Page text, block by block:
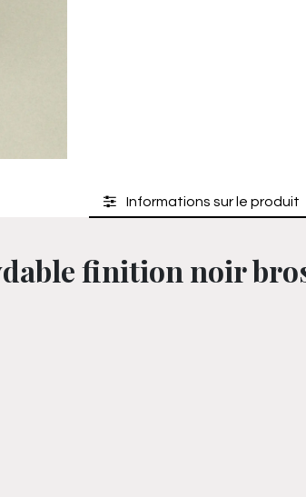
Informations sur le produit
finition noir